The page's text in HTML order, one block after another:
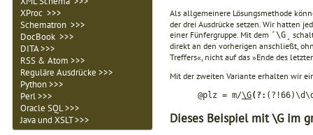
XProc >>>
Schematron >>>
DocBook >>>
DITA >>>
RSS & Atom >>>
Reguläre Ausdrücke >>>
Python >>>
Perl >>>
Oracle SQL >>>
Java und XSLT >>>
Als allgemeinere Lösungsmethode
der drei Ausdrücke setzen. Wir hatten
einer Fünfergruppe. Mit dem ˹\G˼
direkt an den vorherigen anschließt,
Treffers«, nicht auf das »Ende des
Mit der zweiten Variante erhalten wir
@plz = m/\G(?:
Dieses Beispiel mit \G im